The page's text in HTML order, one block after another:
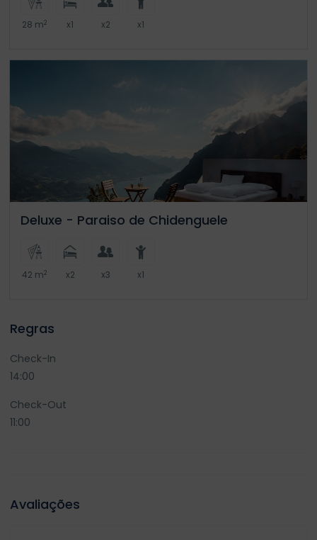
28 m2 x1 x2 x1
Deluxe - Paraiso de Chidenguele
42 m2 x2 x3 x1
Regras
Check-In
14:00
Check-Out
11:00
Avaliações